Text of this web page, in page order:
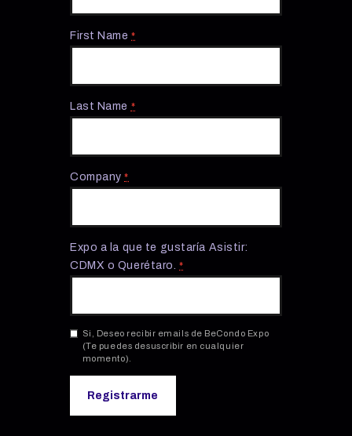
First Name*
Last Name *
Company*
Expo a la que te gustaría Asistir:
CDMX o Querétaro.*
Si, Deseo recibir emails de BeCondo Expo
(Te puedes desuscribir en cualquier
momento).